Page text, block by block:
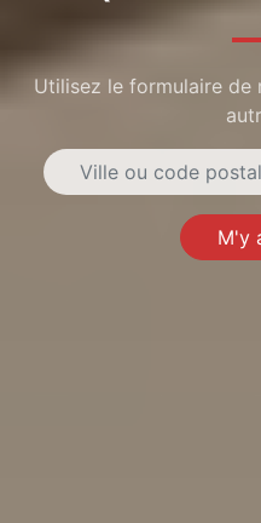
Utilisez le formulaire de
M'y